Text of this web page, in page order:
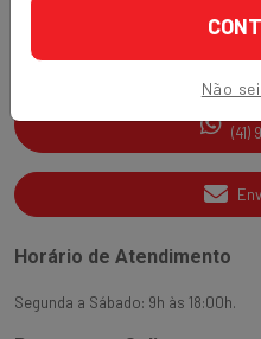
Não
(41)
Horário de Atendimento
Segunda a Sábado: 9h às 18:00h.